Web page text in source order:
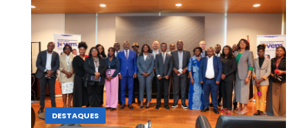
DESTAQUES